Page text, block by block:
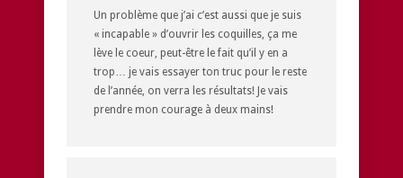
Un problème que j’ai c’est aussi que je suis
« incapable » d’ouvrir les coquilles, ça me
lève le coeur, peut-être le fait qu’il y en a
trop… je vais essayer ton truc pour le reste
de l’année, on verra les résultats! Je vais
prendre mon courage à deux mains!